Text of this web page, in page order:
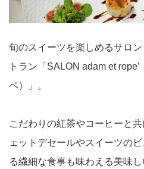
旬のスイーツを楽しめるサロ
トラン「SALON adam et
ペ）」。
こだわりの紅茶やコーヒーと
ェットデセールやスイーツの
る繊細な食事も味わえる美味し